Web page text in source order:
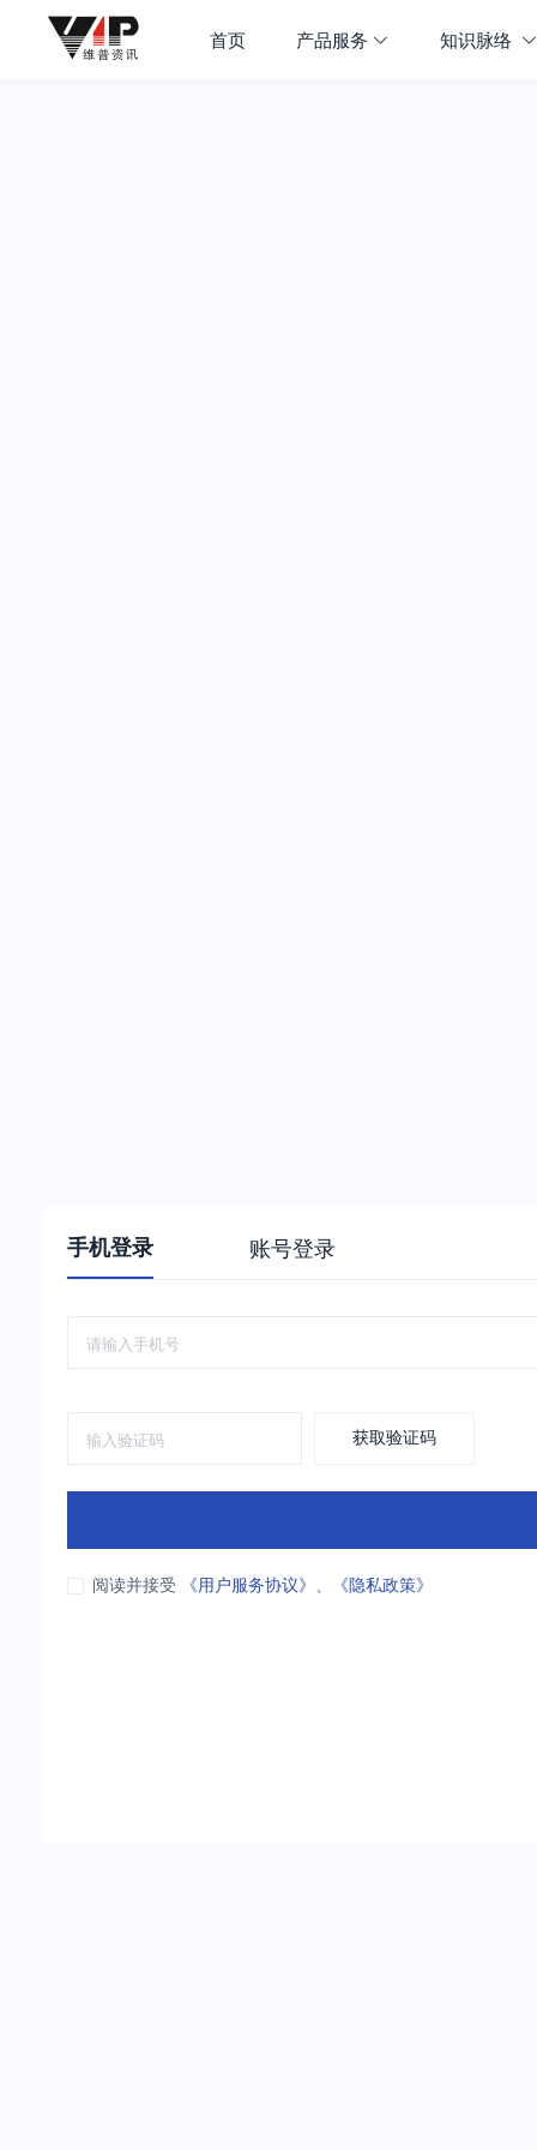
首页 产品服务 知识脉络
手机登录 账号登录
获取验证码
阅读并接受 《用户服务协议》 、 《隐私政策》